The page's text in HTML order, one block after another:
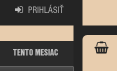
PRIHLÁSIŤ
TENTO MESIAC